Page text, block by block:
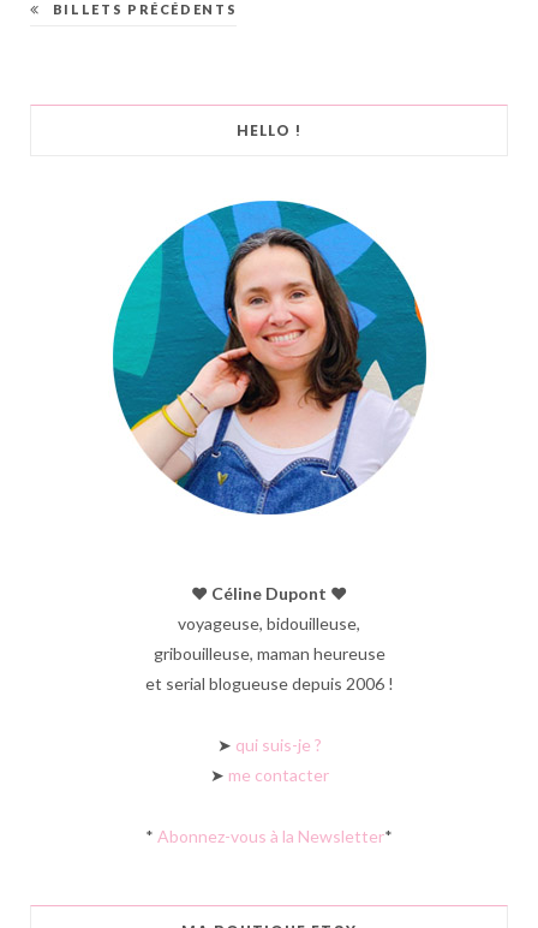
BILLETS PRÉCÉDENTS
HELLO !
♥︎ Céline Dupont ♥︎
voyageuse, bidouilleuse,
gribouilleuse, maman heureuse
et serial blogueuse depuis 2006 !
➤ qui suis-je ?
➤ me contacter
* Abonnez-vous à la Newsletter*